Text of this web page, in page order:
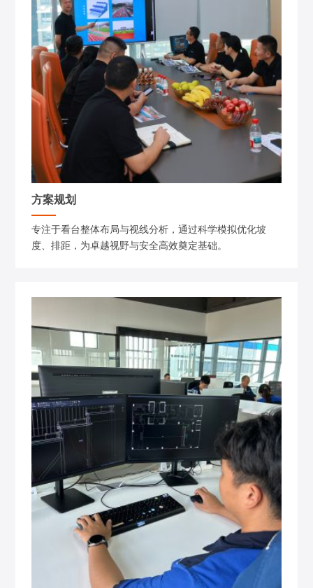
方案规划
专注于看台整体布局与视线分析，通过科学模拟优化坡
度、排距，为卓越视野与安全高效奠定基础。